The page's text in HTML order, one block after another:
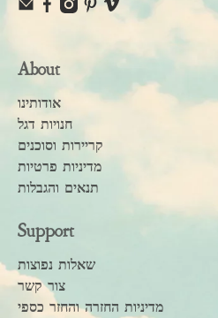
About
אודותינו
חנויות דגל
קריירות וסוכנים
מדיניות פרטיות
תנאים והגבלות
Support
שאלות נפוצות
צור קשר
מדיניות החזרה והחזר כספי